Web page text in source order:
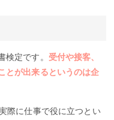
定です。 受付や接客、
とが出来るというのは企
際に仕事で役に立つとい